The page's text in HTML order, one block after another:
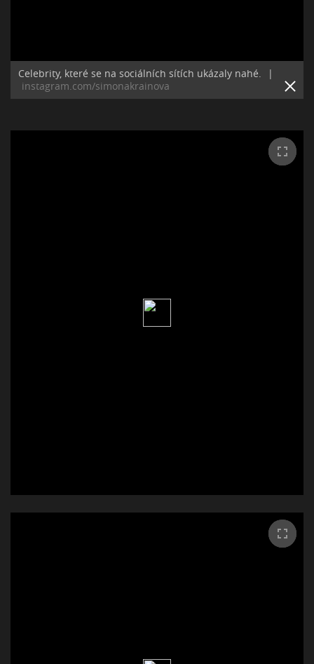
Celebrity, které se na sociálních sítích ukázaly nahé.
|
instagram.com/simonakrainova